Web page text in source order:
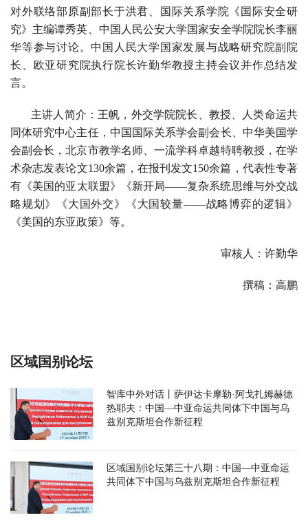
对外联络部原副部长于洪君、国际关系学院《国际安全研
究》主编谭秀英、中国人民公安大学国家安全学院院长李丽
华等参与讨论。中国人民大学国家发展与战略研究院副院
长、欧亚研究院执行院长许勤华教授主持会议并作总结发
言。
主讲人简介： 王帆，外交学院院长、教授、人类命运共
同体研究中心主任，中国国际关系学会副会长、中华美国学
会副会长，北京市教学名师、一流学科卓越特聘教授，在学
术杂志发表论文130余篇，在报刊发文150余篇，代表性专著
有《美国的亚太联盟》《新开局——复杂系统思维与外交战
略规划》《大国外交》《大国较量——战略博弈的逻辑》
《美国的东亚政策》等。
审核人：许勤华
撰稿：高鹏
区域国别论坛
智库中外对话丨萨伊达卡摩勒·阿戈扎姆赫德
热耶夫：中国—中亚命运共同体下中国与乌
兹别克斯坦合作新征程
区域国别论坛第三十八期：中国—中亚命运
共同体下中国与乌兹别克斯坦合作新征程